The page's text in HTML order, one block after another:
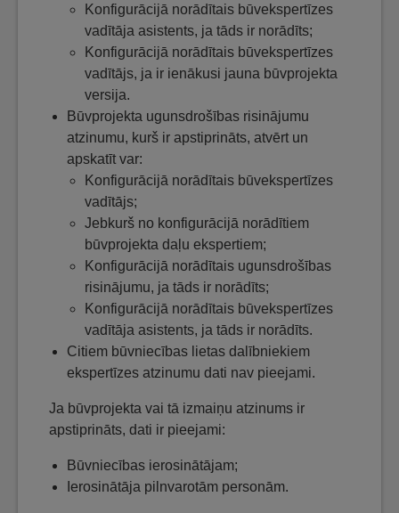
Konfigurācijā norādītais būvekspertīzes
vadītāja asistents, ja tāds ir norādīts;
Konfigurācijā norādītais būvekspertīzes
vadītājs, ja ir ienākusi jauna būvprojekta
versija.
Būvprojekta ugunsdrošības risinājumu
atzinumu, kurš ir apstiprināts, atvērt un
apskatīt var:
Konfigurācijā norādītais būvekspertīzes
vadītājs;
Jebkurš no konfigurācijā norādītiem
būvprojekta daļu ekspertiem;
Konfigurācijā norādītais ugunsdrošības
risinājumu, ja tāds ir norādīts;
Konfigurācijā norādītais būvekspertīzes
vadītāja asistents, ja tāds ir norādīts.
Citiem būvniecības lietas dalībniekiem
ekspertīzes atzinumu dati nav pieejami.
Ja būvprojekta vai tā izmaiņu atzinums ir
apstiprināts, dati ir pieejami:
Būvniecības ierosinātājam;
Ierosinātāja pilnvarotām personām.